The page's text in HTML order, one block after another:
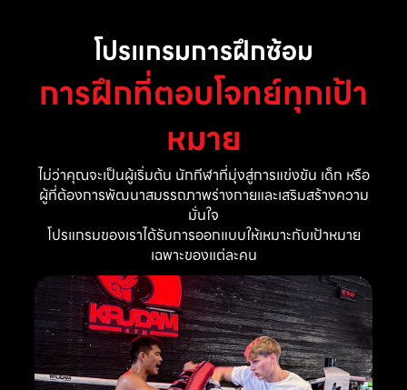
โปรแกรมการฝึกซ้อม
การฝึกที่ตอบโจทย์ทุกเป้า
หมาย
ไม่ว่าคุณจะเป็นผู้เริ่มต้น นักกีฬาที่มุ่งสู่การแข่งขัน เด็ก หรือ
ผู้ที่ต้องการพัฒนาสมรรถภาพร่างกายและเสริมสร้างความ
มั่นใจ
โปรแกรมของเราได้รับการออกแบบให้เหมาะกับเป้าหมาย
เฉพาะของแต่ละคน